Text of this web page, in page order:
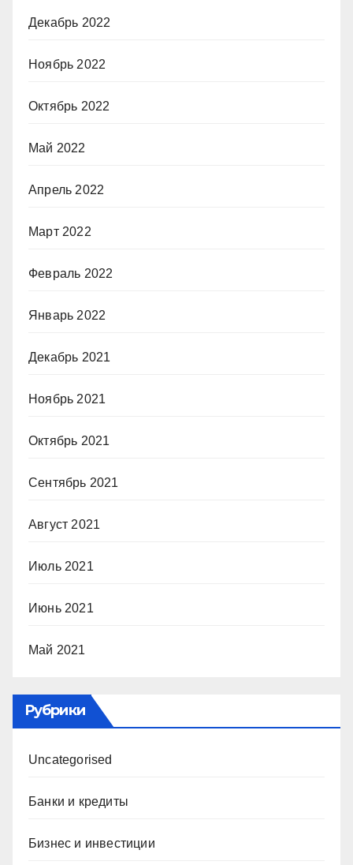
Декабрь 2022
Ноябрь 2022
Октябрь 2022
Май 2022
Апрель 2022
Март 2022
Февраль 2022
Январь 2022
Декабрь 2021
Ноябрь 2021
Октябрь 2021
Сентябрь 2021
Август 2021
Июль 2021
Июнь 2021
Май 2021
Рубрики
Uncategorised
Банки и кредиты
Бизнес и инвестиции